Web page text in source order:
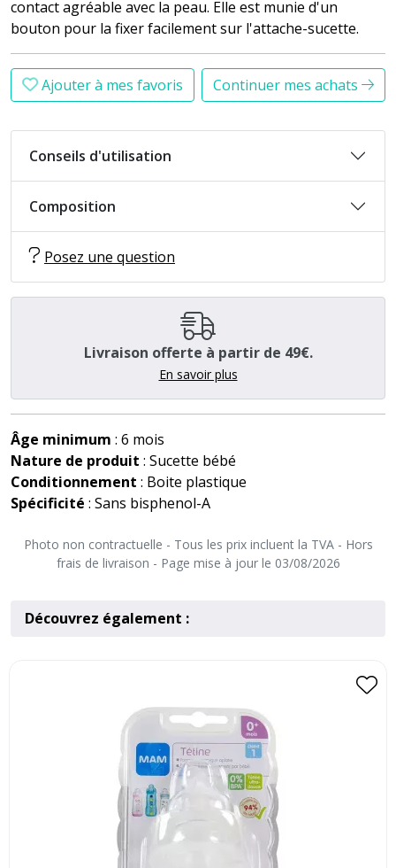
contact agréable avec la peau. Elle est munie d'un
bouton pour la fixer facilement sur l'attache-sucette.
Ajouter à mes favoris Continuer mes achats
Conseils d'utilisation
Composition
Posez une question
Livraison offerte à partir de 49€.
En savoir plus
Âge minimum : 6 mois
Nature de produit : Sucette bébé
Conditionnement : Boite plastique
Spécificité : Sans bisphenol-A
Photo non contractuelle - Tous les prix incluent la TVA - Hors
frais de livraison - Page mise à jour le 03/08/2026
Découvrez également :